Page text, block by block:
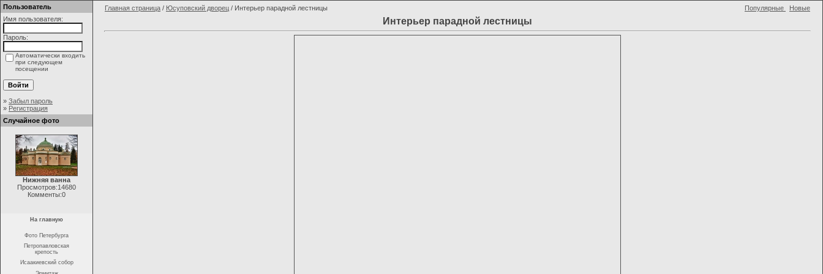
Пользователь
Имя пользователя:
Пароль:
Автоматически входить
при следующем
посещении
» Забыл пароль
» Регистрация
Случайное фото
Нижняя ванна
Просмотров:14680
Комменты:0
На главную
Фото Петербурга
Петропавловская
крепость
Исаакиевский собор
Главная страница / Юсуповский дворец / Интерьер парадной лестницы Популярные Новые
Интерьер парадной лестницы